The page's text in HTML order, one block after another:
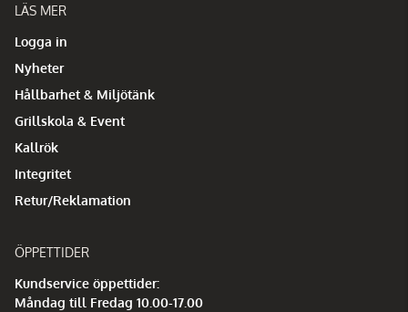
LÄS MER
Logga in
Nyheter
Hållbarhet & Miljötänk
Grillskola & Event
Kallrök
Integritet
Retur/Reklamation
ÖPPETTIDER
Kundservice öppettider:
Måndag till Fredag 10.00-17.00